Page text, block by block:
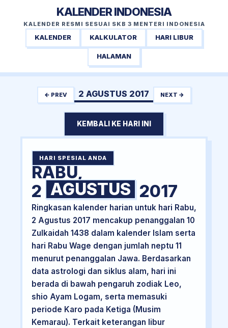
KALENDER INDONESIA
KALENDER RESMI SESUAI SKB 3 MENTERI INDONESIA
KALENDER KALKULATOR HARI LIBUR
HALAMAN
← PREV 2 AGUSTUS 2017 NEXT →
KEMBALI KE HARI INI
HARI SPESIAL ANDA
RABU,
2 AGUSTUS 2017
Ringkasan kalender harian untuk hari Rabu,
2 Agustus 2017 mencakup penanggalan 10
Zulkaidah 1438 dalam kalender Islam serta
hari Rabu Wage dengan jumlah neptu 11
menurut penanggalan Jawa. Berdasarkan
data astrologi dan siklus alam, hari ini
berada di bawah pengaruh zodiak Leo,
shio Ayam Logam, serta memasuki
periode Karo pada Ketiga (Musim
Kemarau). Terkait keterangan libur